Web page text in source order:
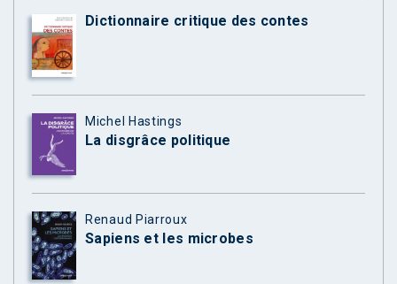
Dictionnaire critique des contes
Michel Hastings
La disgrâce politique
Renaud Piarroux
Sapiens et les microbes